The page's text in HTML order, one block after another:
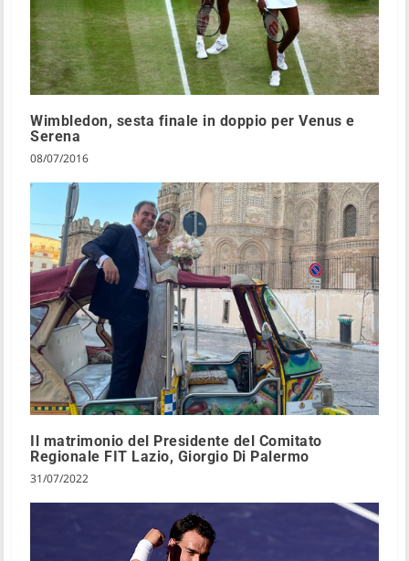
Wimbledon, sesta finale in doppio per Venus e
Serena
08/07/2016
Il matrimonio del Presidente del Comitato
Regionale FIT Lazio, Giorgio Di Palermo
31/07/2022